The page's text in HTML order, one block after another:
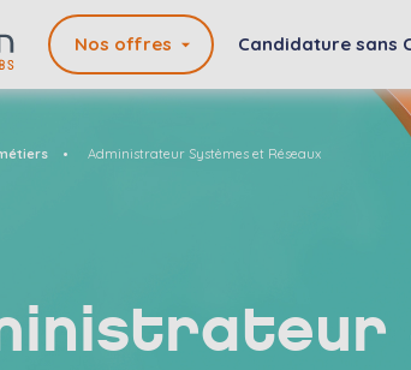
Nos offres Candidature sans
Administrateur Systèmes et Réseaux